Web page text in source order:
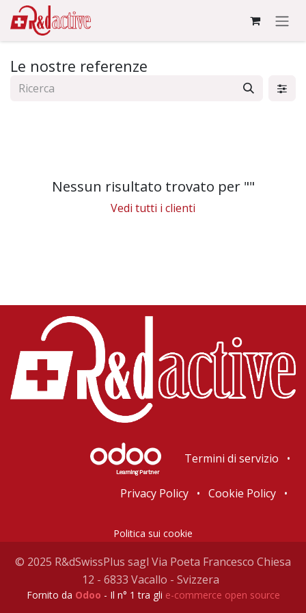
Passa al contenuto
Le nostre referenze
Nessun risultato trovato per ""
Vedi tutti i clienti
Termini di servizio •
Privacy Policy • Cookie Policy •
Politica sui cookie
© 2025 R&dSwissPlus sagl Via Poeta Francesco Chiesa
12 - 6833 Vacallo - Svizzera
Fornito da Odoo - Il n° 1 tra gli e-commerce open source